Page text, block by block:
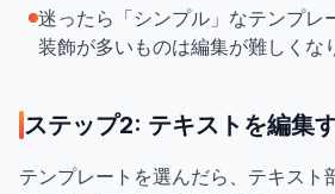
迷ったら「シンプル」なテンプレ
装飾が多いものは編集が難しくな
ステップ2: テキストを編集
テンプレートを選んだら、テキスト